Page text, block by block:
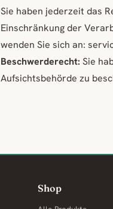
Sie haben jederzeit das
Einschränkung der
wenden Sie sich an:
Beschwerderecht: Sie
Aufsichtsbehörde zu
Shop